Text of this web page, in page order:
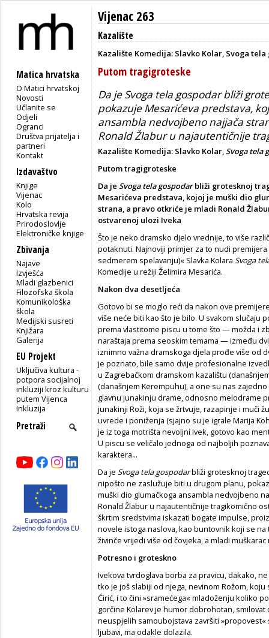
Matica hrvatska
O Matici hrvatskoj
Novosti
Učlanite se
Odjeli
Ogranci
Društva prijatelja i
partneri
Kontakt
Izdavaštvo
Knjige
Vijenac
Kolo
Hrvatska revija
Prirodoslovlje
Elektroničke knjige
Zbivanja
Najave
Izvješća
Mladi glazbenici
Filozofska škola
Komunikološka
škola
Medijski susreti
Knjižara
Galerija
EU Projekt
Uključiva kultura -
potpora socijalnoj
inkluziji kroz kulturu
putem Vijenca
Inkluzija
Vijenac 263
Kazalište
Kazalište Komedija: Slavko Kolar, Svoga
Putom tragigroteske
Da je Svoga tela gospodar bliži
pokazuje Mesarićeva predstava,
ansambla nedvojbeno najjača
Ronald Žlabur u najautentičnije
Kazalište Komedija: Slavko Kolar, Svoga tela
Putom tragigroteske
Da je Svoga tela gospodarbliži grotesknoj
Mesarićeva predstava, kojoj je muški dio
strana, a pravo otkriće je mladi Ronald
ostvarenoj ulozi Iveka
Što je neko dramsko djelo vrednije, to više
potaknuti. Najnoviji primjer za to nudi
sedmerem spelavanju)« Slavka Kolara Svoga
Komedije u režiji Želimira Mesarića.
Nakon dva desetljeća
Gotovo bi se moglo reći da nakon ove
više neće biti kao što je bilo. U svakom slučaju
prema vlastitome piscu u tome što — možda i
naraštaja prema seoskim temama — između
iznimno važna dramskoga djela prođe više od
je poznato, bile samo dvije profesionalne
u Zagrebačkom dramskom kazalištu
(današnjem Kerempuhu), a one su nas
glavnu junakinju drame, odnosno melodrame
junakinji Roži, koja se žrtvuje, razapinje i muči
uvrede i poniženja (sjajno su je igrale Marija
je iz toga motrišta nevoljni Ivek, gotovo kao
U piscu se veličalo jednoga od najboljih
karaktera...
Da je Svoga tela gospodarbliži grotesknoj
nipošto ne zaslužuje biti u drugom planu,
muški dio glumačkoga ansambla nedvojbeno
Ronald Žlabur u najautentičnije tragikomično
škrtim sredstvima iskazati bogate impulse,
novele istoga naslova, kao buntovnik koji se
živinče vrijedi više od čovjeka, a mladi
Potresno i groteskno
Ivekova tvrdoglava borba za pravicu, dakako,
tko je još slabiji od njega, nevinom Rožom,
Ćirić, i to čini »sramećega« mladoženju koliko
gorčine Kolarev je humor dobrohotan,
neuspjelih samoubojstava završiti
ljubavi, ma odakle dolazila.